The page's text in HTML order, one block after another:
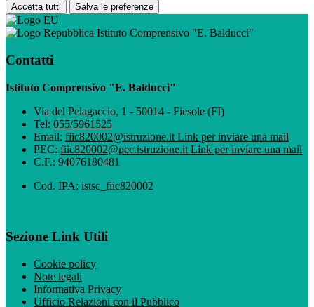
Accetta tutti Salva le preferenze
Istituto Comprensivo "E. Balducci"
Contatti
Istituto Comprensivo "E. Balducci"
Via del Pelagaccio, 1 - 50014 - Fiesole (FI)
Tel: 055/5961525
Email: fiic820002@istruzione.it Link per inviare una mail
PEC: fiic820002@pec.istruzione.it Link per inviare una mail
C.F.: 94076180481
Cod. IPA: istsc_fiic820002
Sezione Link Utili
Cookie policy
Note legali
Informativa Privacy
Ufficio Relazioni con il Pubblico